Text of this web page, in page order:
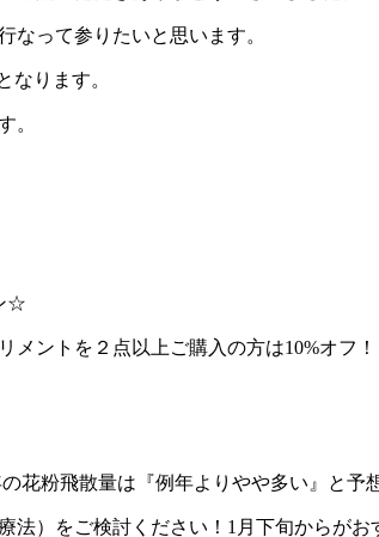
なって参りたいと思います。
なります。
。
☆
メントを２点以上ご購入の方は10%オフ！
花粉飛散量は『例年よりやや多い』と予
法）をご検討ください！1月下旬からがお